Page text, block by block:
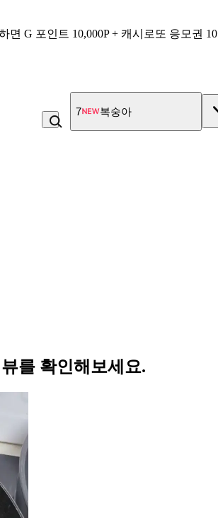
면 G 포인트 10,000P + 캐시로또 응모권
7 복숭아
를 확인해보세요.